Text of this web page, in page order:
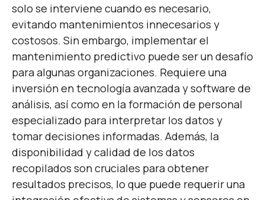
solo se interviene cuando es necesario,
evitando mantenimientos innecesarios y
costosos. Sin embargo, implementar el
mantenimiento predictivo puede ser un desafío
para algunas organizaciones. Requiere una
inversión en tecnología avanzada y software de
análisis, así como en la formación de personal
especializado para interpretar los datos y
tomar decisiones informadas. Además, la
disponibilidad y calidad de los datos
recopilados son cruciales para obtener
resultados precisos, lo que puede requerir una